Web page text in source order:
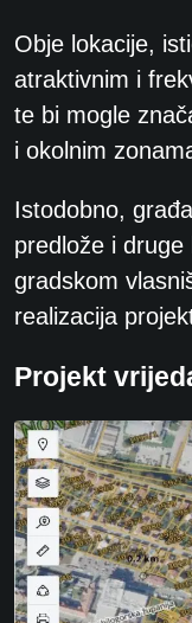
Obje lokacije,
atraktivnim i
te bi mogle
i okolnim
Istodobno,
predlože i
gradskom
realizacija
Projekt